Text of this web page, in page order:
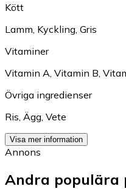
Kött
Lamm Kyckling Gris
Vitaminer
Vitamin A Vitamin B
Övriga ingredienser
Ris Ägg Vete
Visa mer information
Annons
Andra populära